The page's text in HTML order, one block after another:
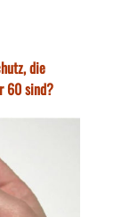
die
60 sind?